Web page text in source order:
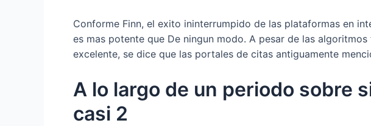
Conforme Finn, el exito ininterrumpido de las plataformas en
es mas potente que De ningun modo. A pesar de las
excelente, se dice que las portales de citas antiguamente
A lo largo de un periodo sobre
casi 2